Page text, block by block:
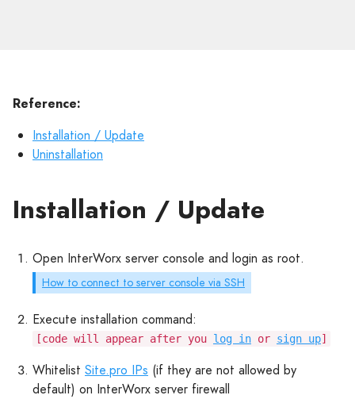
Reference:
Installation / Update
Uninstallation
Installation / Update
Open InterWorx server console and login as root.
How to connect to server console via SSH
Execute installation command:
[code will appear after you log in or sign up]
Whitelist Site.pro IPs (if they are not allowed by
default) on InterWorx server firewall